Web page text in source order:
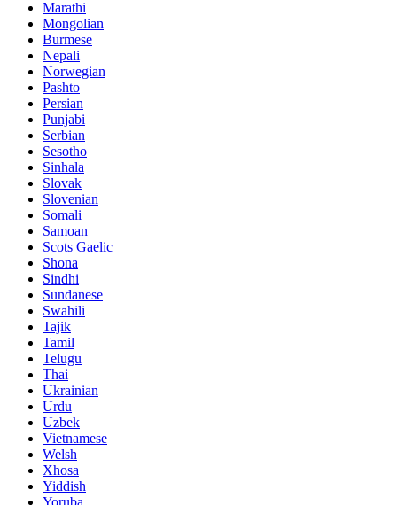
Marathi
Mongolian
Burmese
Nepali
Norwegian
Pashto
Persian
Punjabi
Serbian
Sesotho
Sinhala
Slovak
Slovenian
Somali
Samoan
Scots Gaelic
Shona
Sindhi
Sundanese
Swahili
Tajik
Tamil
Telugu
Thai
Ukrainian
Urdu
Uzbek
Vietnamese
Welsh
Xhosa
Yiddish